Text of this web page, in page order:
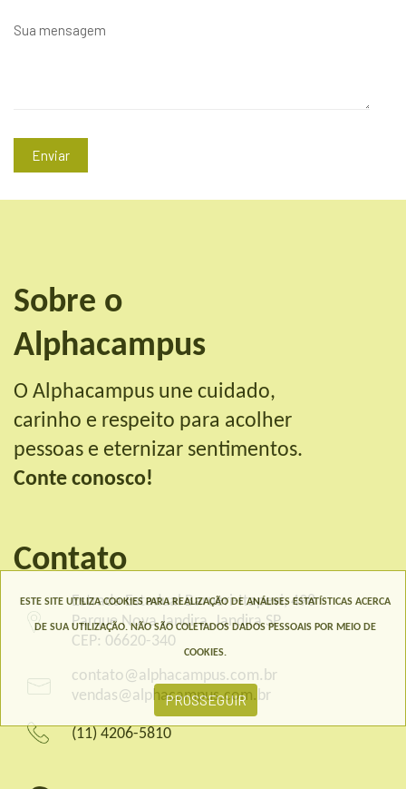
Enviar
Sobre o
Alphacampus
O Alphacampus une cuidado,
carinho e respeito para acolher
pessoas e eternizar sentimentos.
Conte conosco!
Contato
Estrada Estadual Barueri-Itapevi, 498
Parque Nova Jandira, Jandira SP
CEP: 06620-340
contato@alphacampus.com.br
vendas@alphacampus.com.br
(11) 4206-5810
ESTE SITE UTILIZA COOKIES PARA REALIZAÇÃO DE ANÁLISES ESTATÍSTICAS ACERCA
DE SUA UTILIZAÇÃO. NÃO SÃO COLETADOS DADOS PESSOAIS POR MEIO DE
COOKIES.
PROSSEGUIR